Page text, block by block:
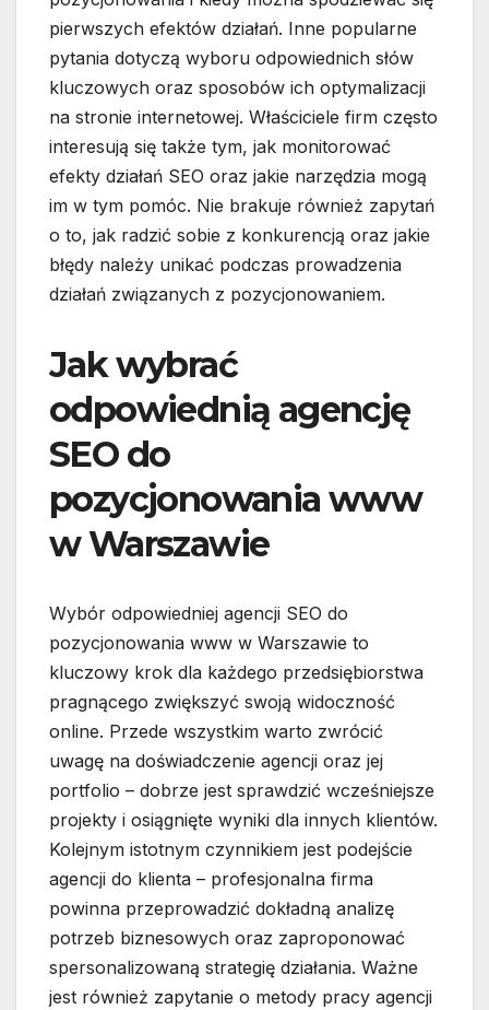
pierwszych efektów działań. Inne popularne
pytania dotyczą wyboru odpowiednich słów
kluczowych oraz sposobów ich optymalizacji
na stronie internetowej. Właściciele firm często
interesują się także tym, jak monitorować
efekty działań SEO oraz jakie narzędzia mogą
im w tym pomóc. Nie brakuje również zapytań
o to, jak radzić sobie z konkurencją oraz jakie
błędy należy unikać podczas prowadzenia
działań związanych z pozycjonowaniem.
Jak wybrać
odpowiednią agencję
SEO do
pozycjonowania www
w Warszawie
Wybór odpowiedniej agencji SEO do
pozycjonowania www w Warszawie to
kluczowy krok dla każdego przedsiębiorstwa
pragnącego zwiększyć swoją widoczność
online. Przede wszystkim warto zwrócić
uwagę na doświadczenie agencji oraz jej
portfolio – dobrze jest sprawdzić wcześniejsze
projekty i osiągnięte wyniki dla innych klientów.
Kolejnym istotnym czynnikiem jest podejście
agencji do klienta – profesjonalna firma
powinna przeprowadzić dokładną analizę
potrzeb biznesowych oraz zaproponować
spersonalizowaną strategię działania. Ważne
jest również zapytanie o metody pracy agencji